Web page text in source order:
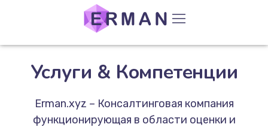
СОХРАНИМ ВАШИ ИНВЕСТИЦИИ
Услуги & Компетенции
Erman.xyz – Консалтинговая компания
функционирующая в области оценки и